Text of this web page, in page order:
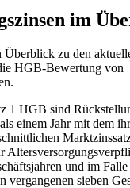
im
Überblick zu den
HGB-Bewertung von
1 HGB sind
einem Jahr mit dem
und im
vergangenen sieben